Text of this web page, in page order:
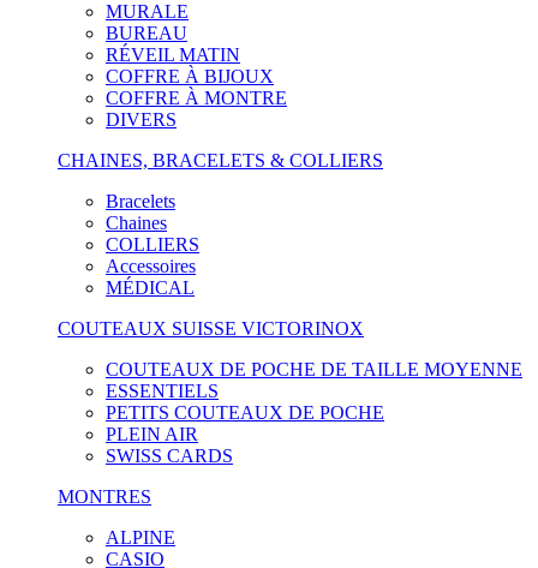
MURALE
BUREAU
RÉVEIL MATIN
COFFRE À BIJOUX
COFFRE À MONTRE
DIVERS
CHAINES, BRACELETS & COLLIERS
Bracelets
Chaines
COLLIERS
Accessoires
MÉDICAL
COUTEAUX SUISSE VICTORINOX
COUTEAUX DE POCHE DE TAILLE MOYENNE
ESSENTIELS
PETITS COUTEAUX DE POCHE
PLEIN AIR
SWISS CARDS
MONTRES
ALPINE
CASIO